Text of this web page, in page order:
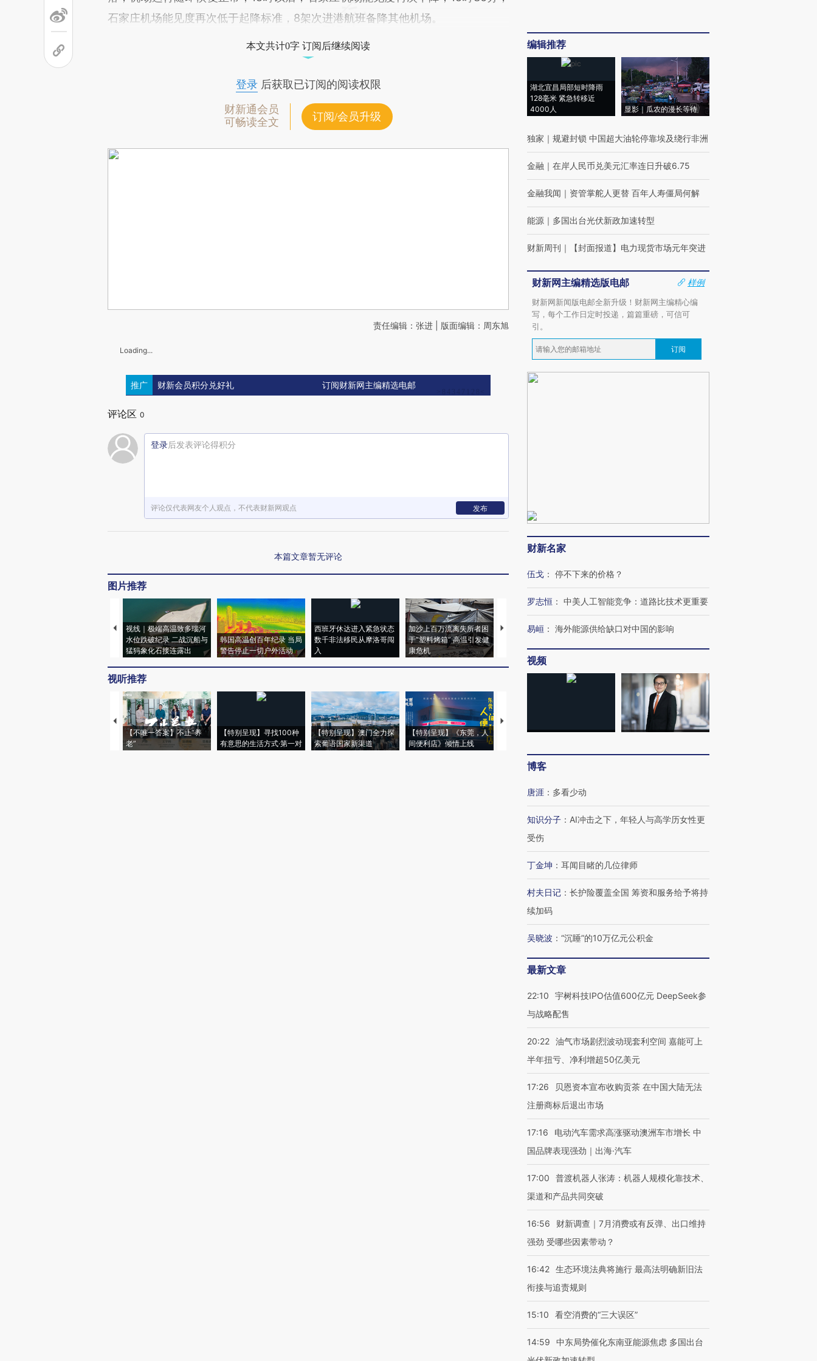
石家庄机场能见度再次低于起降标准，8架次进港航班备降其他机场。
本文共计0字 订阅后继续阅读
登录后获取已订阅的阅读权限
财新通会员
可畅读全文
订阅/会员升级
责任编辑：张进 | 版面编辑：周东旭
Loading...
推广 财新会员积分兑好礼 订阅财新网主编精选电邮
评论区 0
登录后发表评论得积分
评论仅代表网友个人观点，不代表财新网观点 发布
本篇文章暂无评论
图片推荐
视线｜极端高温致多瑙河
水位跌破纪录 二战沉船与
猛犸象化石接连露出
韩国高温创百年纪录 当局
警告停止一切户外活动
西班牙休达进入紧急状态
数千非法移民从摩洛哥闯
入
加沙上百万流离失所者困
于“塑料烤箱” 高温引发健
康危机
视线｜HYROX的吸金
心“花钱找虐”？
马航飞行员跨国走私7万
毒品
育部长拱下台
视听推荐
【不唯一答案】不止“养
老”
【特别呈现】寻找100种
有意思的生活方式·第一对
【特别呈现】澳门全力探
索葡语国家新渠道
【特别呈现】《东莞，人
间便利店》倾情上线
【推广】走进第四届链博
会，让数智科技“链”接产
【特别呈现】寻找100种
【商旅对话】华住集团
CFO：不靠规模取胜，华
编辑推荐
湖北宜昌局部短时降雨
128毫米 紧急转移近
4000人
显影｜瓜农的漫长等待
独家 ｜ 规避封锁 中国超大油轮停靠埃及绕行非洲
金融 ｜ 在岸人民币兑美元汇率连日升破6.75
金融我闻 ｜ 资管掌舵人更替 百年人寿僵局何解
能源 ｜ 多国出台光伏新政加速转型
财新周刊 ｜ 【封面报道】电力现货市场元年突进
财新网主编精选版电邮
样例
财新网新闻版电邮全新升级！财新网主编精心编
写，每个工作日定时投递，篇篇重磅，可信可
引。
订阅
财新名家
伍戈 ： 停不下来的价格？
罗志恒 ： 中美人工智能竞争：道路比技术更重要
易峘 ： 海外能源供给缺口对中国的影响
视频
博客
唐涯 ： 多看少动
知识分子 ： AI冲击之下，年轻人与高学历女性更
受伤
丁金坤 ： 耳闻目睹的几位律师
村夫日记 ： 长护险覆盖全国 筹资和服务给予将持
续加码
吴晓波 ： “沉睡”的10万亿元公积金
最新文章
22:10
宇树科技IPO估值600亿元 DeepSeek参
与战略配售
20:22 油气市场剧烈波动现套利空间 嘉能可上
半年扭亏、净利增超50亿美元
17:26
贝恩资本宣布收购贡茶 在中国大陆无法
注册商标后退出市场
17:16
电动汽车需求高涨驱动澳洲车市增长 中
国品牌表现强劲｜出海·汽车
17:00
普渡机器人张涛：机器人规模化靠技术、
渠道和产品共同突破
16:56
财新调查｜7月消费或有反弹、出口维持
强劲 受哪些因素带动？
16:42 生态环境法典将施行 最高法明确新旧法
衔接与追责规则
15:10 看空消费的“三大误区”
14:59
中东局势催化东南亚能源焦虑 多国出台